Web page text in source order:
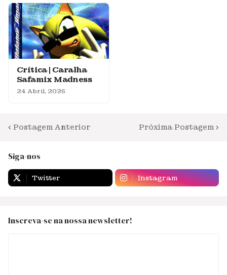
Crítica | Caralha
Safamix Madness
24 Abril, 2026
Postagem Anterior Próxima Postagem
Siga-nos
Twitter Instagram
Inscreva-se na nossa newsletter!